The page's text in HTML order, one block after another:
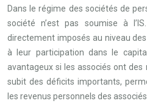
Dans le régime des sociétés de
société n’est pas soumise à
directement imposés au niveau
à leur participation dans le
avantageux si les associés ont
subit des déficits importants,
les revenus personnels des associés.